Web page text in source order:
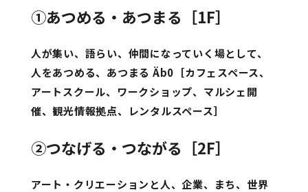
①あつめる・あつまる［1F］
人が集い、語らい、仲間になっていく場として、
人をあつめる、あつまる Äb0 ［カフェスペース、
アートスクール、ワークショップ、マルシェ開
催、観光情報拠点、レンタルスペース］
②つなげる・つながる［2F］
アート・クリエーションと人、企業、まち、世界